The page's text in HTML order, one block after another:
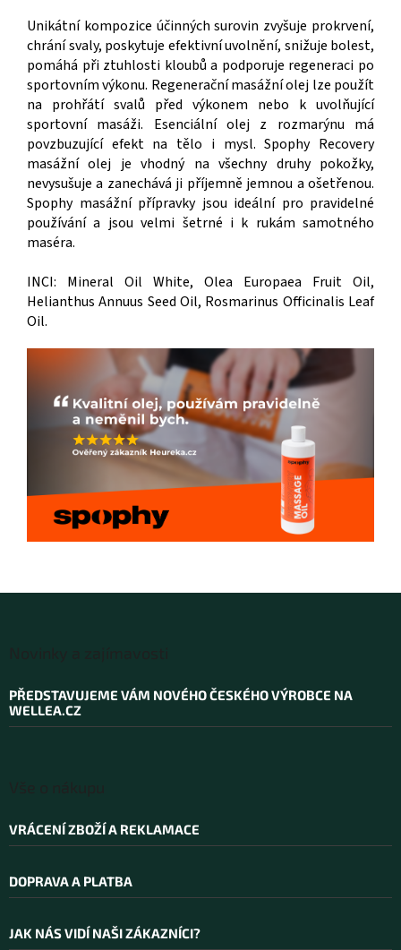
Unikátní kompozice účinných surovin zvyšuje prokrvení,
chrání svaly, poskytuje efektivní uvolnění, snižuje bolest,
pomáhá při ztuhlosti kloubů a podporuje regeneraci po
sportovním výkonu. Regenerační masážní olej lze použít
na prohřátí svalů před výkonem nebo k uvolňující
sportovní masáži. Esenciální olej z rozmarýnu má
povzbuzující efekt na tělo i mysl. Spophy Recovery
masážní olej je vhodný na všechny druhy pokožky,
nevysušuje a zanechává ji příjemně jemnou a ošetřenou.
Spophy masážní přípravky jsou ideální pro pravidelné
používání a jsou velmi šetrné i k rukám samotného
maséra.
INCI: Mineral Oil White, Olea Europaea Fruit Oil,
Helianthus Annuus Seed Oil, Rosmarinus Officinalis Leaf
Oil.
PŘEDSTAVUJEME VÁM NOVÉHO ČESKÉHO VÝROBCE NA
WELLEA.CZ
VRÁCENÍ ZBOŽÍ A REKLAMACE
DOPRAVA A PLATBA
JAK NÁS VIDÍ NAŠI ZÁKAZNÍCI?